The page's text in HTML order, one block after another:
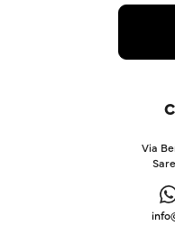
Via